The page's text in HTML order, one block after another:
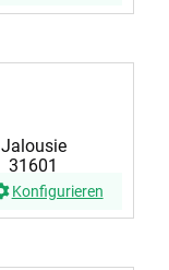
Jalousie
31601
Konfigurieren